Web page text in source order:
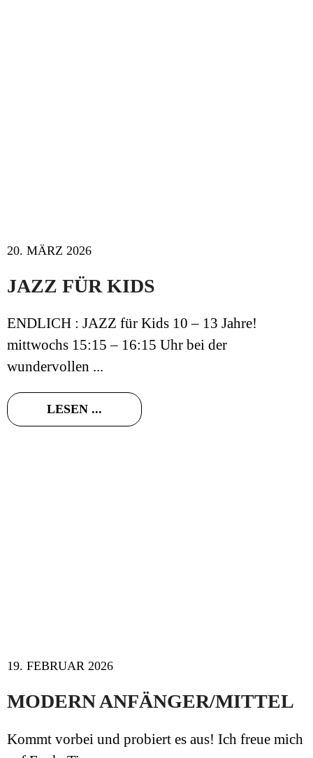
20. MÄRZ 2026
JAZZ FÜR KIDS
ENDLICH : JAZZ für Kids 10 – 13 Jahre!
mittwochs 15:15 – 16:15 Uhr bei der
wundervollen ...
LESEN ...
19. FEBRUAR 2026
MODERN ANFÄNGER/MITTEL
Kommt vorbei und probiert es aus! Ich freue mich